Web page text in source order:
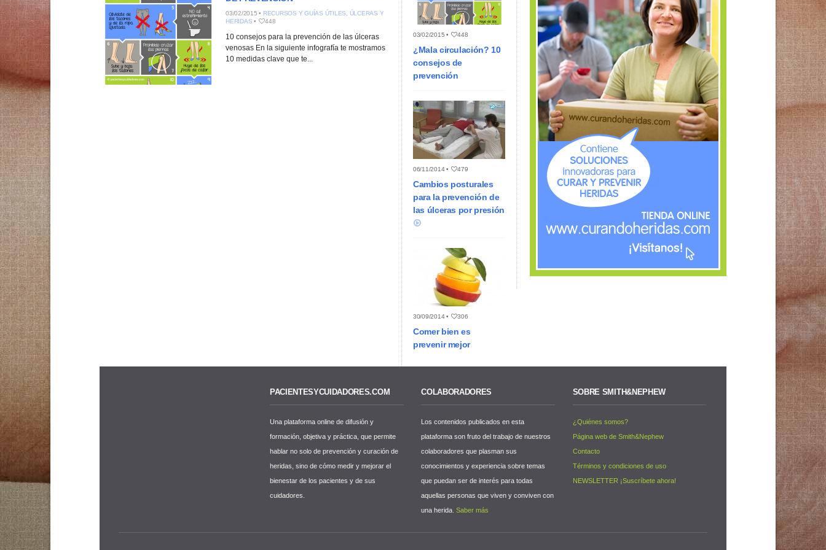
03/02/2015 • RECURSOS Y GUÍAS ÚTILES, ÚLCERAS Y
HERIDAS • 448
10 consejos para la prevención de las úlceras
venosas En la siguiente infografía te mostramos
10 medidas clave que te...
03/02/2015 • 448
¿Mala circulación? 10
consejos de
prevención
06/11/2014 • 479
Cambios posturales
para la prevención de
las úlceras por presión
30/09/2014 • 306
Comer bien es
prevenir mejor
PACIENTESYCUIDADORES.COM
Una plataforma online de difusión y
formación, objetiva y práctica, que permite
hablar no solo de prevención y curación de
heridas, sino de cómo medir y mejorar el
bienestar de los pacientes y de sus
cuidadores.
COLABORADORES
Los contenidos publicados en esta
plataforma son fruto del trabajo de nuestros
colaboradores que plasman sus
conocimientos y experiencia sobre temas
que puedan ser de interés para todas
aquellas personas que viven y conviven con
una herida.Saber más
SOBRE SMITH&NEPHEW
¿Quiénes somos?
Página web de Smith&Nephew
Contacto
Términos y condiciones de uso
NEWSLETTER ¡Suscríbete ahora!